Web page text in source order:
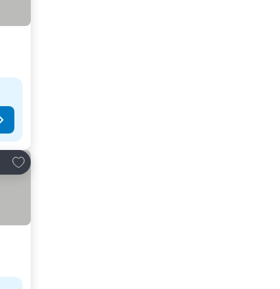
Lisää suosikkeihin